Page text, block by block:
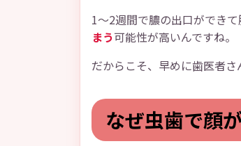
1〜2週間で膿の出口ができて
まう可能性が高いんですね。
だからこそ、早めに歯医者さ
なぜ虫歯で顔